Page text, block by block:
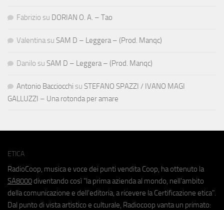
Fabrizio su DORIAN O. A. – Tao
Valentina su SAM D – Leggera – (Prod. Manqc)
Danilo su SAM D – Leggera – (Prod. Manqc)
Antonio Bacciocchi su STEFANO SPAZZI / IVANO MAGI
GALLUZZI – Una rotonda per amare
ETICA
RadioCoop, musica e voce dei punti vendita Coop, ha ottenuto la
SA8000 diventando così "la prima azienda al mondo, nell'ambito
della comunicazione e dell'editoria, a ricevere la Certificazione etica".
Dal punto di vista artistico e culturale, Radiocoop vanta un primato: